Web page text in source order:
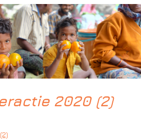
2020 (2)